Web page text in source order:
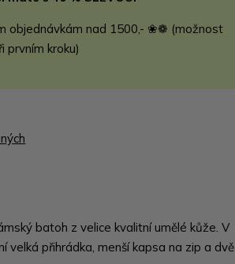
objednávkám nad 1500,- ❀❁ (možnost
prvním kroku)
batoh z velice kvalitní umělé kůže. V
velká přihrádka, menší kapsa na zip a dvě